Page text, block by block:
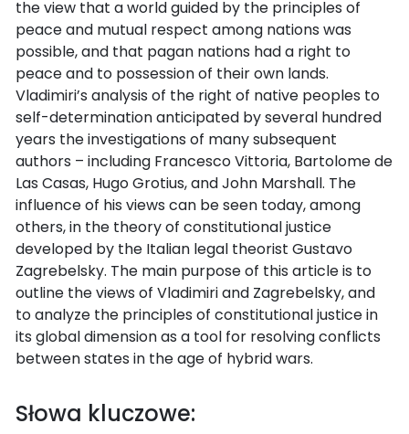
the view that a world guided by the principles of
peace and mutual respect among nations was
possible, and that pagan nations had a right to
peace and to possession of their own lands.
Vladimiri’s analysis of the right of native peoples to
self-determination anticipated by several hundred
years the investigations of many subsequent
authors – including Francesco Vittoria, Bartolome de
Las Casas, Hugo Grotius, and John Marshall. The
influence of his views can be seen today, among
others, in the theory of constitutional justice
developed by the Italian legal theorist Gustavo
Zagrebelsky. The main purpose of this article is to
outline the views of Vladimiri and Zagrebelsky, and
to analyze the principles of constitutional justice in
its global dimension as a tool for resolving conflicts
between states in the age of hybrid wars.
Słowa kluczowe: